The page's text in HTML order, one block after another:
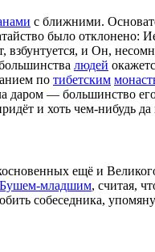
с ближними.
было отклонено:
взбунтуется, и Он,
людей
по тибетским
даром — большинство
и хоть чем-нибудь да
ещё и
младшим, считая,
собеседника,